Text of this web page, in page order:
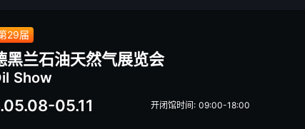
29届
黑兰石油天然气展览会
Show
05.11 开闭馆时间: 09:00-18:00